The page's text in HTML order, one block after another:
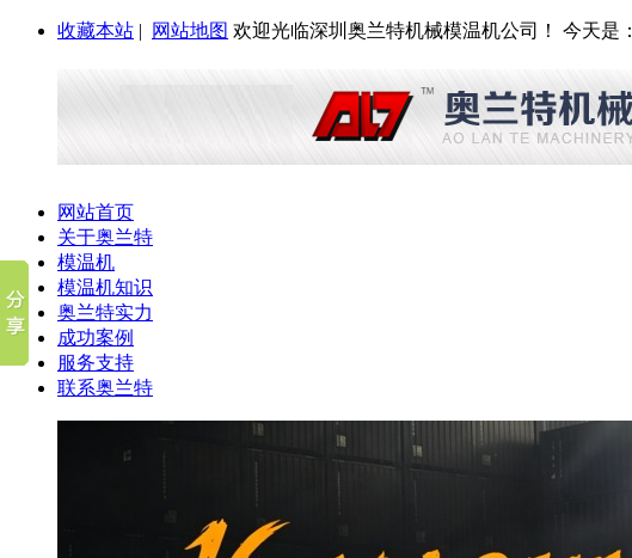
收藏本站 | 网站地图 欢迎光临深圳奥兰特机械模温机公司！ 今天是：
网站首页
关于奥兰特
模温机
模温机知识
奥兰特实力
成功案例
服务支持
联系奥兰特